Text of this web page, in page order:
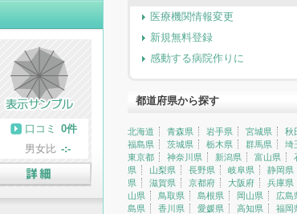
口コミ
0件
男女比 -:-
医療機関情報変更
新規無料登録
感動する病院作りに
都道府県から探す
北海道 青森県 岩手県 宮城県 秋
福島県
茨城県 栃木県 群馬県 埼
東京都
神奈川県 新潟県 富山県
県
山梨県 長野県 岐阜県 静岡県
県
滋賀県 京都府 大阪府 兵庫県
山県
鳥取県 島根県 岡山県 広島
島県
香川県 愛媛県 高知県 福岡